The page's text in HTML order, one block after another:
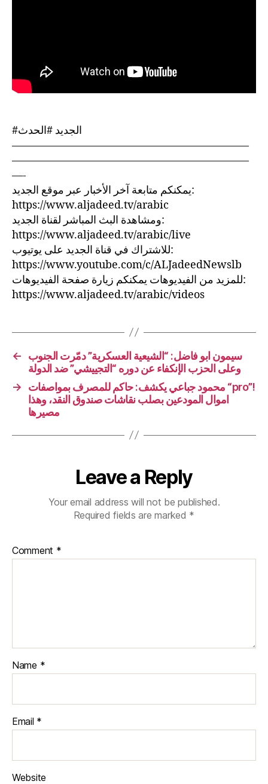
#الجديد #الحدث
——————————————————————
——————————————————————
—-
يمكنكم متابعة آخر الأخبار عبر موقع الجديد:
https://www.aljadeed.tv/arabic
ومشاهدة البث المباشر لقناة الجديد:
https://www.aljadeed.tv/arabic/live
للاشتراك في قناة الجديد على يوتيوب:
https://www.youtube.com/c/ALJadeedNewslb
للمزيد من الفيديوهات يمكنكم زيارة صفحة الفيديوهات:
https://www.aljadeed.tv/arabic/videos
←
سيمون ابو فاضل: “الشيعية العسكرية” دمّرت الجنوب
وعلى الحزب الإنكفاء عن دوره “التجييشي” ضد الدولة
→
محمود جباعي يكشف: حاكم للمصرف بمواصفات “pro”!
اموال المودعين بصلب نقاشات صندوق النقد، وهذا
مصيرها
Leave a Reply
Your email address will not be published.
Required fields are marked *
Comment *
Name *
Email *
Website